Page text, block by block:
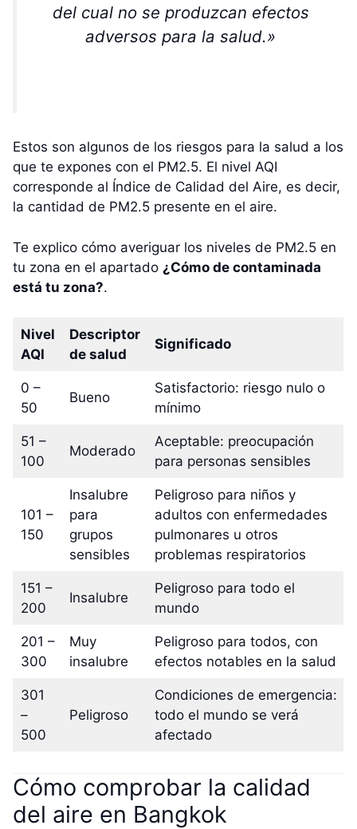
del cual no se produzcan efectos
adversos para la salud.»
Estos son algunos de los riesgos para la salud a los
que te expones con el PM2.5. El nivel AQI
corresponde al Índice de Calidad del Aire, es decir,
la cantidad de PM2.5 presente en el aire.
Te explico cómo averiguar los niveles de PM2.5 en
tu zona en el apartado ¿Cómo de contaminada
está tu zona?.
Nivel
AQI
Descriptor
de salud
Significado
0 –
50
Bueno
Satisfactorio: riesgo nulo o
mínimo
51 –
100
Moderado
Aceptable: preocupación
para personas sensibles
101 –
150
Insalubre
para
grupos
sensibles
Peligroso para niños y
adultos con enfermedades
pulmonares u otros
problemas respiratorios
151 –
200
Insalubre
Peligroso para todo el
mundo
201 –
300
Muy
insalubre
Peligroso para todos, con
efectos notables en la salud
301
–
500
Peligroso
Condiciones de emergencia:
todo el mundo se verá
afectado
Cómo comprobar la calidad
del aire en Bangkok